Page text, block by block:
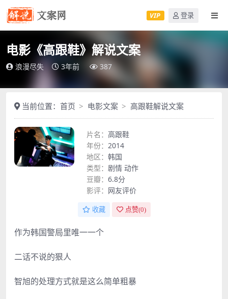
VIP 登录
电影《高跟鞋》解说文案
浪漫尽失 3年前 387
当前位置： 首页 电影文案 高跟鞋解说文案
片名： 高跟鞋
年份： 2014
地区： 韩国
类型： 剧情 动作
豆瓣： 6.8分
影评： 网友评价
收藏 点赞(0)
作为韩国警局里唯一一个
二话不说的狠人
智旭的处理方式就是这么简单粗暴